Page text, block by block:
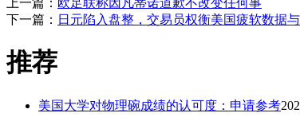
下一篇： 日元陷入盘整，交易员权衡美国疲软数据
推荐
美国大学对物理碗成绩的认可度：申请参考